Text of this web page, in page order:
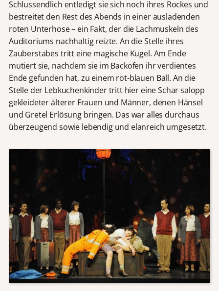
Schlussendlich entledigt sie sich noch ihres Rockes und
bestreitet den Rest des Abends in einer ausladenden
roten Unterhose – ein Fakt, der die Lachmuskeln des
Auditoriums nachhaltig reizte. An die Stelle ihres
Zauberstabes tritt eine magische Kugel. Am Ende
mutiert sie, nachdem sie im Backofen ihr verdientes
Ende gefunden hat, zu einem rot-blauen Ball. An die
Stelle der Lebkuchenkinder tritt hier eine Schar salopp
gekleideter älterer Frauen und Männer, denen Hänsel
und Gretel Erlösung bringen. Das war alles durchaus
überzeugend sowie lebendig und elanreich umgesetzt.